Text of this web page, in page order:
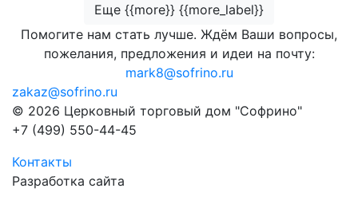
Еще {{more}} {{more_label}}
Помогите нам стать лучше. Ждём Ваши вопросы,
пожелания, предложения и идеи на почту:
mark8@sofrino.ru
zakaz@sofrino.ru
© 2026 Церковный торговый дом "Софрино"
+7 (499) 550-44-45
Контакты
Разработка сайта